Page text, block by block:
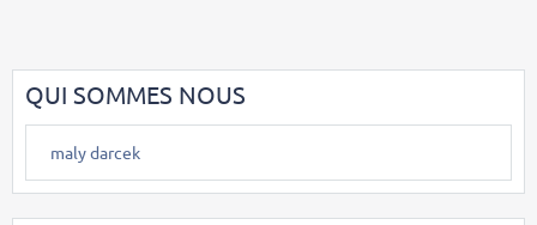
QUI SOMMES NOUS
maly darcek